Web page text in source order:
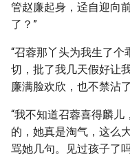
管赵廉起身，迳自迎向
了？”
“召蓉那丫头为我生了
切，批了我几天假好让
廉满脸欢欣，也不禁沾
“我不知道召蓉喜得麟
的，她真是淘气，这么
骂她几句。见过孩子了